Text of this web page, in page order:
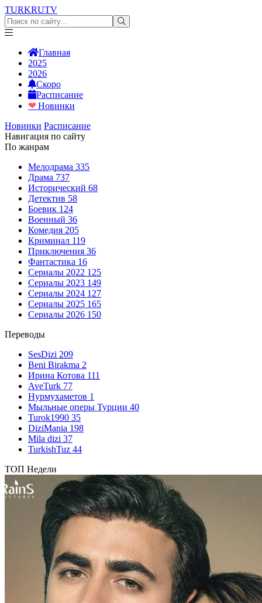
TURKRUTV
Главная
2025
2026
Скоро
Расписание
❤Новинки
Новинки Расписание
Навигация по сайту
По жанрам
Мелодрама 335
Драма 737
Исторический 68
Детектив 58
Боевик 124
Военный 36
Комедия 205
Криминал 119
Приключения 36
Фантастика 16
Сериалы 2022 125
Сериалы 2023 149
Сериалы 2024 127
Сериалы 2025 165
Сериалы 2026 150
Переводы
SesDizi 209
Beni Birakma 2
Ирина Котова 111
AveTurk 77
Нурмухаметов 1
Мыльные оперы Турции 40
Turok1990 35
DiziMania 198
Mila dizi 37
TurkishTuz 44
ТОП Недели